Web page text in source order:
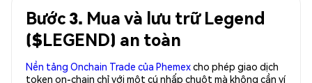
Bước 3. Mua và lưu trữ Legend
($LEGEND) an toàn
Nền tảng Onchain Trade của Phemexcho phép giao dịch
token on-chain chỉ với một cú nhấp chuột mà không cần ví